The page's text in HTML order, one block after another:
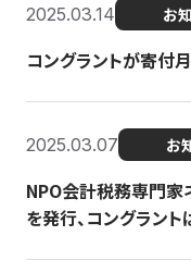
2025.03.14 お
コングラントが寄付
2025.03.07 お
NPO会計税務専門家
を発行、コングラン